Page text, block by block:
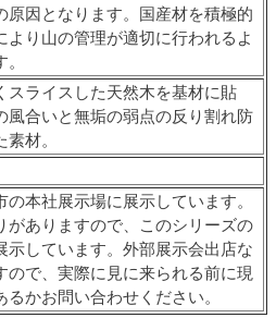
原因となります。国産材を積極的
より山の管理が適切に行われるよ
スライスした天然木を基材に貼
風合いと無垢の弱点の反り割れ防
材。
の本社展示場に展示しています。
がありますので、このシリーズの
示しています。外部展示会出店な
ので、実際に見に来られる前に現
るかお問い合わせください。